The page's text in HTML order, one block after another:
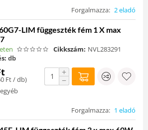
Forgalmazza: 2 eladó
LIM függeszték fém 1 X max
Cikkszám: NVL283291
db
Ft/ db)
+
−
Forgalmazza: 1 eladó